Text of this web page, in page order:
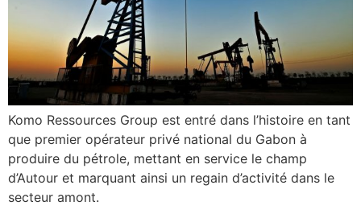
Komo Ressources Group est entré dans l’histoire en tant
que premier opérateur privé national du Gabon à
produire du pétrole, mettant en service le champ
d’Autour et marquant ainsi un regain d’activité dans le
secteur amont.